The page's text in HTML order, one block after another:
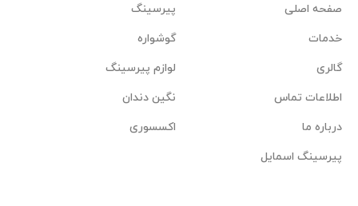
صفحه اصلی
خدمات
گالری
اطلاعات تماس
درباره ما
پیرسینگ اسمایل
پیرسینگ
گوشواره
لوازم پیرسینگ
نگین دندان
اکسسوری